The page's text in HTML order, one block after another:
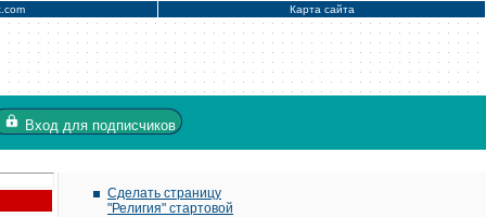
Карта сайта
Вход для подписчиков
Сделать страницу
"Религия" стартовой